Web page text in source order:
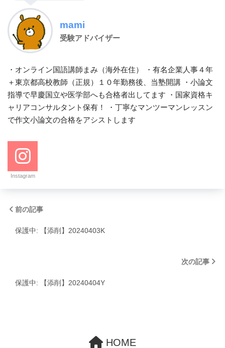
mami
受験アドバイザー
・オンライン国語講師まみ（海外在住） ・有名企業人事４年
＋東京都高校教師（正規）１０年勤務後、当塾開講 ・小論文
指導で早慶国立や医学部へも合格者出してます ・国家資格キ
ャリアコンサルタント保有！ ・丁寧なマンツーマンレッスン
で作文小論文の合格をアシストします
Instagram
前の記事
保護中: 【添削】20240403K
次の記事
保護中: 【添削】20240404Y
HOME